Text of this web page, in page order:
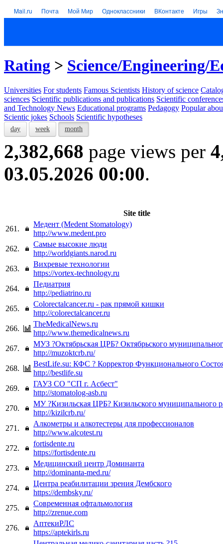
Mail.ru Почта Мой Мир Одноклассники ВКонтакте Игры
Rating > Science/Engineering/
Universities For students Famous Scientists History of science
sciences Scientific publications and publications Scientific
and Technology News Educational programs Pedagogy Popular
Scientic jokes Schools Scientific hypotheses
day week month
2,382,668 page views per
03.05.2026 00:00.
Site title
261.
Медент (Medent Stomatology)
http://www.medent.pro
262.
Самые высокие люди
http://worldgiants.narod.ru
263.
Вихревые технологии
https://vortex-technology.ru
264.
Педиатрия
http://pediatrino.ru
265.
Colorectalcancer.ru - рак прямой кишки
http://colorectalcancer.ru
266.
TheMedicalNews.ru
http://www.themedicalnews.ru
267.
МУЗ ?Октябрьская ЦРБ? Октябрьского
http://muzoktcrb.ru/
268.
BestLife.su: КФС ? Корректор Функционального
http://bestlife.su
269.
ГАУЗ СО "СП г. Асбест"
http://stomatolog-asb.ru
270.
МУ ?Кизильская ЦРБ? Кизильского муниципального
http://kizilcrb.ru/
271.
Алкометры и алкотестеры для профессионалов
http://www.alcotest.ru
272.
fortisdente.ru
https://fortisdente.ru
273.
Медицинский центр Доминанта
http://dominanta-med.ru/
274.
Центра реабилитации зрения Дембского
https://dembsky.ru/
275.
Современная офтальмология
http://zrenue.com
276.
АптекиРЛС
https://aptekirls.ru